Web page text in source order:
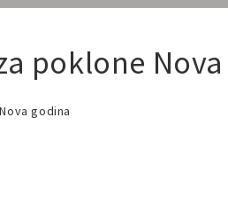
poklone